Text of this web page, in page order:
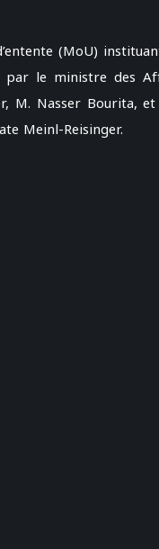
(MoU)
par le ministre des
M. Nasser Bourita,
Meinl-Reisinger.